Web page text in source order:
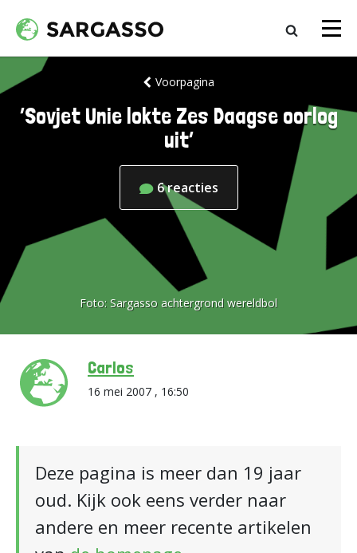
Voorpagina
‘Sovjet Unie lokte Zes Daagse oorlog
uit’
6reacties
Foto: Sargasso achtergrond wereldbol
Carlos
16 mei 2007 , 16:50
Deze pagina is meer dan 19 jaar
oud. Kijk ook eens verder naar
andere en meer recente artikelen